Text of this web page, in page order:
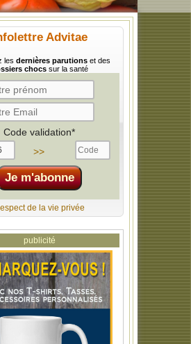
Advitae
les dernières parutionset des
chocssur la santé
Code validation*
>>
de la vie privée
publicité